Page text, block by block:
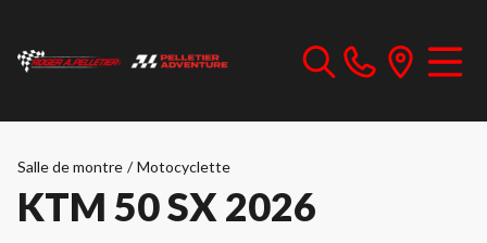
Salle de montre / Motocyclette
KTM 50 SX 2026